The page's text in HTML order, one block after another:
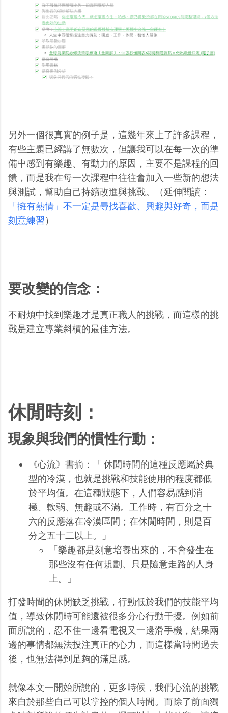
另外一個很真實的例子是，這幾年來上了許多課程，
有些主題已經講了無數次，但讓我可以在每一次的準
備中感到有樂趣、有動力的原因，主要不是課程的回
饋，而是我在每一次課程中往往會加入一些新的想法
與測試，幫助自己持續改進與挑戰。（延伸閱讀：
「擁有熱情」不一定是尋找喜歡、興趣與好奇，而是
刻意練習）
要改變的信念：
不耐煩中找到樂趣才是真正職人的挑戰，而這樣的挑
戰是建立專業斜槓的最佳方法。
休閒時刻：
現象與我們的慣性行動：
《心流》書摘：「 休閒時間的這種反應屬於典
型的冷漠，也就是挑戰和技能使用的程度都低
於平均值。在這種狀態下，人們容易感到消
極、軟弱、無趣或不滿。工作時，有百分之十
六的反應落在冷漠區間；在休閒時間，則是百
分之五十二以上。」
「樂趣都是刻意培養出來的，不會發生在
那些沒有任何規劃、只是隨意走路的人身
上。」
打發時間的休閒缺乏挑戰，行動低於我們的技能平均
值，導致休閒時可能還被很多分心行動干擾。例如前
面所說的，忍不住一邊看電視又一邊滑手機，結果兩
邊的事情都無法投注真正的心力，而這樣當時間過去
後，也無法得到足夠的滿足感。
就像本文一開始所說的，更多時候，我們心流的挑戰
來自於那些自己可以掌控的個人時間。而除了前面獨